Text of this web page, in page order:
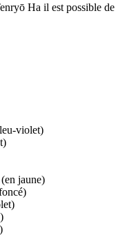
Ha il est possible de
violet)
jaune)